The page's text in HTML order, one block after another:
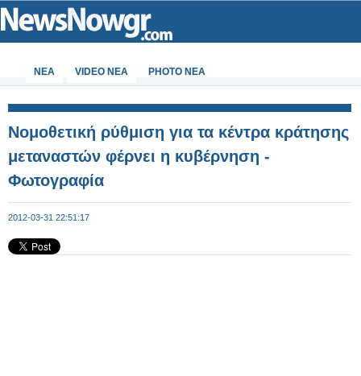
ΝΕΑ VIDEO NEA PHOTO NEA
Νομοθετική ρύθμιση για τα κέντρα κράτησης
μεταναστών φέρνει η κυβέρνηση -
Φωτογραφία
2012-03-31 22:51:17